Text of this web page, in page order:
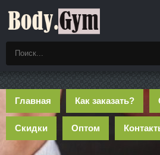
Главная Как заказать?
Скидки Оптом